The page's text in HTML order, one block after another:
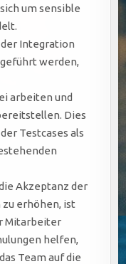
um sensible
der Integration
werden,
arbeiten und
Dies
Testcases als
Akzeptanz der
erhöhen, ist
Mitarbeiter
helfen,
Team auf die